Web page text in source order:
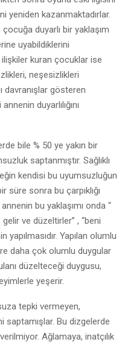
yeniden kazanmaktadırlar.
duyarlı bir yaklaşım
uyabildiklerini
ilişkiler kuran çocuklar ise
neşesizlikleri
davranışlar gösteren
duyarlılığını
bile % 50 ye yakın bir
saptanmıştır. Sağlıklı
kendisi bu uyumsuzluğun
süre sonra bu çarpıklığı
bu yaklaşımı onda “
ve düzeltirler” , “beni
Yapılan olumlu
daha çok olumlu duygular
düzelteceği duygusu,
yeşerir.
tepki vermeyen,
saptamışlar. Bu dizgelerde
Ağlamaya, inatçılık